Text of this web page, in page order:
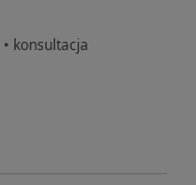
• konsultacja